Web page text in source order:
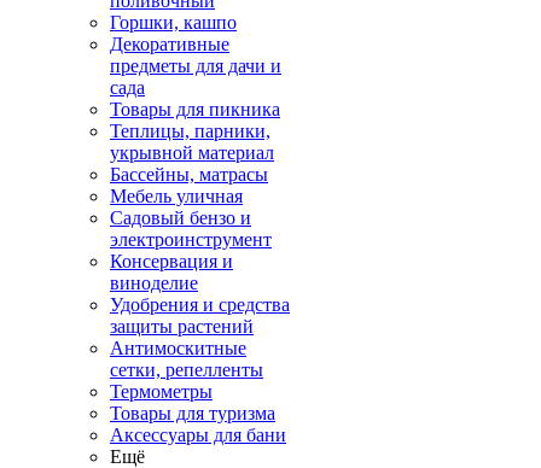
Горшки, кашпо
Декоративные
предметы для дачи и
сада
Товары для пикника
Теплицы, парники,
укрывной материал
Бассейны, матрасы
Мебель уличная
Садовый бензо и
электроинструмент
Консервация и
виноделие
Удобрения и средства
защиты растений
Антимоскитные
сетки, репелленты
Термометры
Товары для туризма
Аксессуары для бани
Ещё